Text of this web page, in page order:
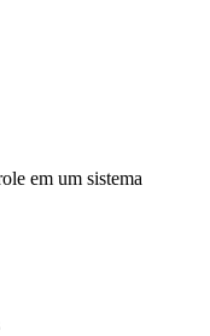
em um sistema